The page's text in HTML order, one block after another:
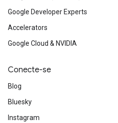
Google Developer Experts
Accelerators
Google Cloud & NVIDIA
Conecte-se
Blog
Bluesky
Instagram